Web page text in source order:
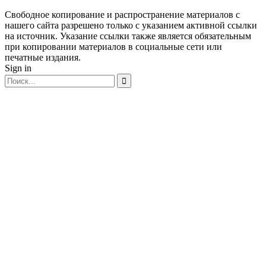
Свободное копирование и распространение материалов с
нашего сайта разрешено только с указанием активной ссылки
на источник. Указание ссылки также является обязательным
при копировании материалов в социальные сети или
печатные издания.
Sign in